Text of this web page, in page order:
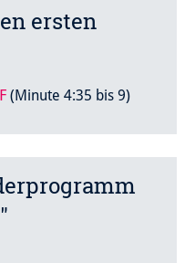
ersten
(Minute 4:35 bis 9)